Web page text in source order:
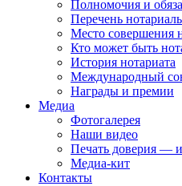
Полномочия и
Перечень
Место совершения
Кто может быть
История нотариата
Международный
Награды и премии
Медиа
Фотогалерея
Наши видео
Печать доверия —
Медиа-кит
Контакты